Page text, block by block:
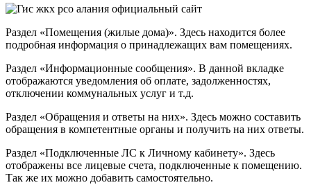
Раздел «Помещения (жилые дома)». Здесь находится более
подробная информация о принадлежащих вам помещениях.
Раздел «Информационные сообщения». В данной вкладке
отображаются уведомления об оплате, задолженностях,
отключении коммунальных услуг и т.д.
Раздел «Обращения и ответы на них». Здесь можно составить
обращения в компетентные органы и получить на них ответы.
Раздел «Подключенные ЛС к Личному кабинету». Здесь
отображены все лицевые счета, подключенные к помещению.
Так же их можно добавить самостоятельно.